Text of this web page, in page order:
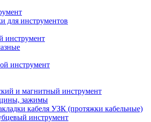
для инструментов
инструмент
инструмент
и магнитный инструмент
зажимы
кабеля УЗК (протяжки кабельные)
инструмент